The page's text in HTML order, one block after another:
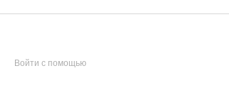
Войти с помощью